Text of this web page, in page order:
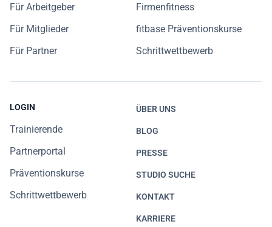
Für Arbeitgeber
Für Mitglieder
Für Partner
Firmenfitness
fitbase Präventionskurse
Schrittwettbewerb
LOGIN
Trainierende
Partnerportal
Präventionskurse
Schrittwettbewerb
ÜBER UNS
BLOG
PRESSE
STUDIO SUCHE
KONTAKT
KARRIERE